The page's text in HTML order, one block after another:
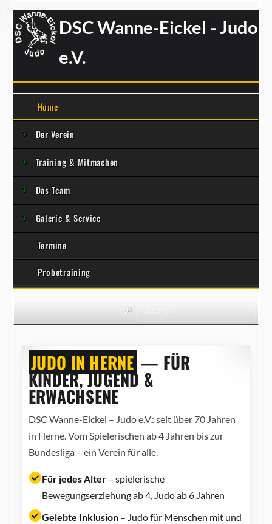
DSC Wanne-Eickel - Judo
e.V.
Home
Der Verein
Training & Mitmachen
Das Team
Galerie & Service
Termine
Probetraining
JUDO IN HERNE — FÜR
KINDER, JUGEND &
ERWACHSENE
DSC Wanne-Eickel – Judo e.V.: seit über 70 Jahren
in Herne. Vom Spielerischen ab 4 Jahren bis zur
Bundesliga – ein Verein für alle.
Für jedes Alter– spielerische
Bewegungserziehung ab 4, Judo ab 6 Jahren
Gelebte Inklusion– Judo für Menschen mit und